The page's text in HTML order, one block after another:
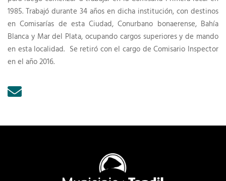
1985. Trabajó durante 34 años en dicha institución, con destinos
en Comisarías de esta Ciudad, Conurbano bonaerense, Bahía
Blanca y Mar del Plata, ocupando cargos superiores y de mando
en esta localidad. Se retiró con el cargo de Comisario Inspector
en el año 2016.